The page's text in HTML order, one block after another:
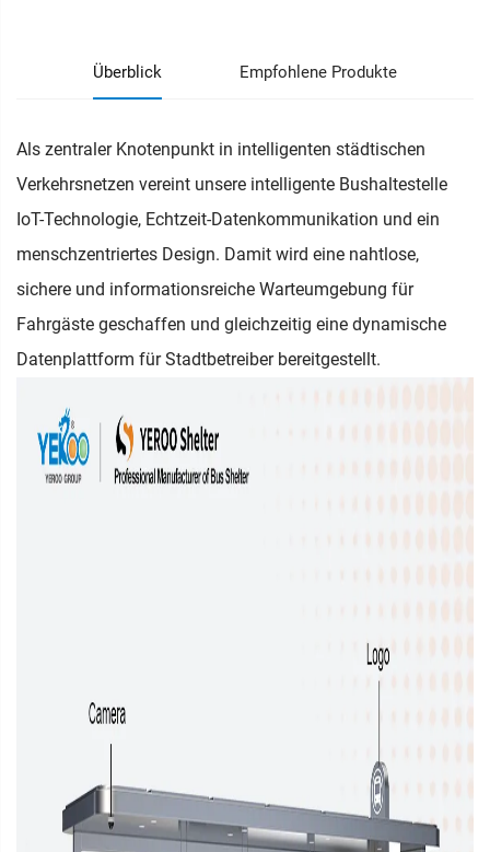
Überblick Empfohlene Produkte
Als zentraler Knotenpunkt in intelligenten städtischen
Verkehrsnetzen vereint unsere intelligente Bushaltestelle
IoT-Technologie, Echtzeit-Datenkommunikation und ein
menschzentriertes Design. Damit wird eine nahtlose,
sichere und informationsreiche Warteumgebung für
Fahrgäste geschaffen und gleichzeitig eine dynamische
Datenplattform für Stadtbetreiber bereitgestellt.